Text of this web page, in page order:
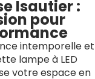
Isautier :
pour
intemporelle et
lampe à LED
votre espace en